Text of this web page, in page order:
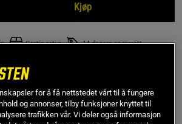
Kjøp
Gratis retur 14 dagers angrerett
i fine farger som gjør ristejobben
er lett å ta med i en bag. Jeg
for å få nettstedet vårt til å fungere
og annonser, tilby funksjoner knyttet til
trafikken vår. Vi deler også informasjon